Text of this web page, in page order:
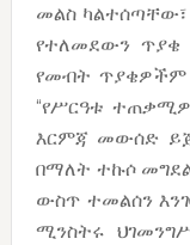
መልስ
የተለመደውን
የመብት
“የሥርዓቱ
እርምጃ መውሰድ
በማለት ተኩሶ
ውስጥ ተመልሰን
ሚንስትሩ